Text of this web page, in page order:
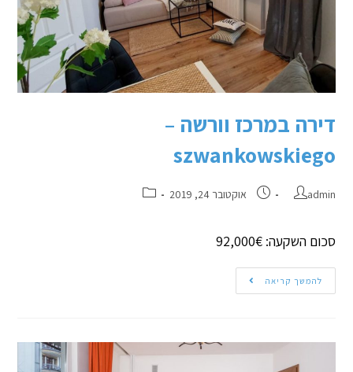
דירה במרכז וורשה –
szwankowskiego
admin אוקטובר 24, 2019
סכום השקעה: 92,000€
להמשך קריאה